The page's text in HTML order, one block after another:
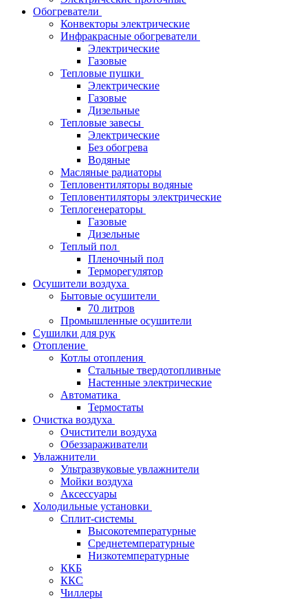
Обогреватели
Конвекторы электрические
Инфракрасные обогреватели
Электрические
Газовые
Тепловые пушки
Электрические
Газовые
Дизельные
Тепловые завесы
Электрические
Без обогрева
Водяные
Масляные радиаторы
Тепловентиляторы водяные
Тепловентиляторы электрические
Теплогенераторы
Газовые
Дизельные
Теплый пол
Пленочный пол
Терморегулятор
Осушители воздуха
Бытовые осушители
70 литров
Промышленные осушители
Сушилки для рук
Отопление
Котлы отопления
Стальные твердотопливные
Настенные электрические
Автоматика
Термостаты
Очистка воздуха
Очистители воздуха
Обеззараживатели
Увлажнители
Ультразвуковые увлажнители
Мойки воздуха
Аксессуары
Холодильные установки
Сплит-системы
Высокотемпературные
Среднетемпературные
Низкотемпературные
ККБ
ККС
Чиллеры